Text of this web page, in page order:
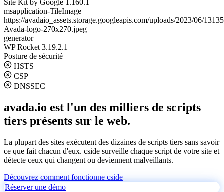
Site Kit by Google 1.160.1
msapplication-TileImage
https://avadaio_assets.storage.googleapis.com/uploads/2023/06/
Avada-logo-270x270.jpeg
generator
WP Rocket 3.19.2.1
Posture de sécurité
HSTS
CSP
DNSSEC
avada.io est l'un des milliers de scripts
tiers présents sur le web.
La plupart des sites exécutent des dizaines de scripts tiers sans savoir
ce que fait chacun d'eux. cside surveille chaque script de votre site et
détecte ceux qui changent ou deviennent malveillants.
Découvrez comment fonctionne cside
Réserver une démo